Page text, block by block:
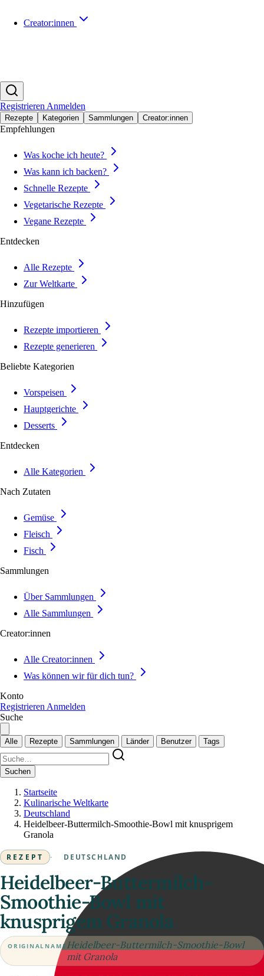
Creator:innen
Registrieren Anmelden
Rezepte Kategorien Sammlungen Creator:innen
Empfehlungen
Was koche ich heute?
Was kann ich backen?
Schnelle Rezepte
Vegetarische Rezepte
Vegane Rezepte
Entdecken
Alle Rezepte
Zur Weltkarte
Hinzufügen
Rezepte importieren
Rezepte generieren
Beliebte Kategorien
Vorspeisen
Hauptgerichte
Desserts
Entdecken
Alle Kategorien
Nach Zutaten
Gemüse
Fleisch
Fisch
Sammlungen
Über Sammlungen
Alle Sammlungen
Creator:innen
Alle Creator:innen
Was können wir für dich tun?
Konto
Registrieren Anmelden
Suche
Alle Rezepte Sammlungen Länder Benutzer Tags
Suchen
Startseite
Kulinarische Weltkarte
Deutschland
Heidelbeer-Buttermilch-Smoothie-Bowl mit knusprigem
Granola
REZEPT · DEUTSCHLAND
Heidelbeer-Buttermilch-
Smoothie-Bowl mit
knusprigem Granola
ORIGINALNAME Heidelbeer-Buttermilch-Smoothie-Bowl
mit Granola